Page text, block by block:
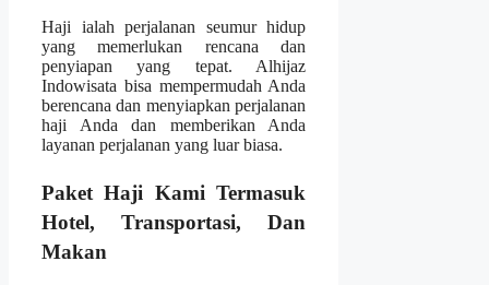
Haji ialah perjalanan seumur hidup
yang memerlukan rencana dan
penyiapan yang tepat. Alhijaz
Indowisata bisa mempermudah Anda
berencana dan menyiapkan perjalanan
haji Anda dan memberikan Anda
layanan perjalanan yang luar biasa.
Paket Haji Kami Termasuk
Hotel, Transportasi, Dan
Makan